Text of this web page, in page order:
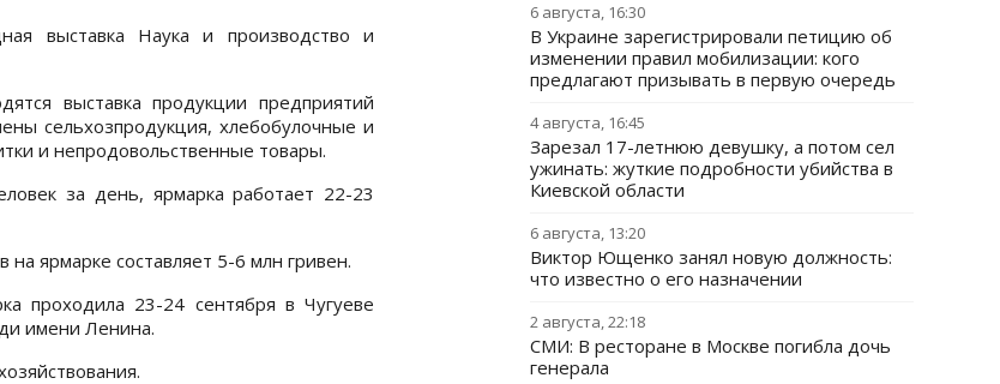
выставка Наука и производство и
выставка продукции предприятий
сельхозпродукция, хлебобулочные и
и непродовольственные товары.
за день, ярмарка работает 22-23
ярмарке составляет 5-6 млн гривен.
проходила 23-24 сентября в Чугуеве
имени Ленина.
6 августа, 16:30
В Украине зарегистрировали петицию об
изменении правил мобилизации: кого
предлагают призывать в первую очередь
4 августа, 16:45
Зарезал 17-летнюю девушку, а потом сел
ужинать: жуткие подробности убийства в
Киевской области
6 августа, 13:20
Виктор Ющенко занял новую должность:
что известно о его назначении
2 августа, 22:18
СМИ: В ресторане в Москве погибла дочь
генерала